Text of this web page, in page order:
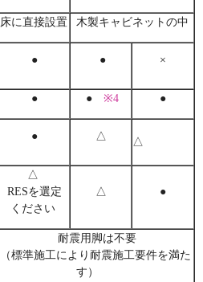
床に直接設置 木製キャビネットの中
● ● ×
● ● ※4 ●
● △ △
△
RESを選定
ください
△ ●
耐震用脚は不要
（標準施工により耐震施工要件を満た
す）